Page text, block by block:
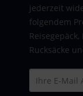
|
jederzeit
folgendem
Rucksäcke